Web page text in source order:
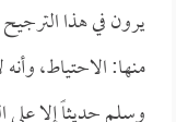
يرون في هذا الترجيح
منها: الاحتياط،